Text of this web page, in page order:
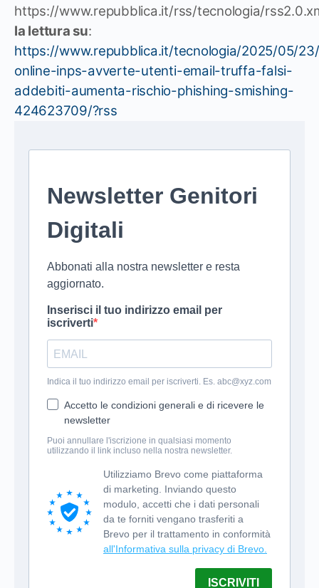
https://www.repubblica.it/rss/tecnologia/
la lettura su:
https://www.repubblica.it/tecnologia/2025/05/
online-inps-avverte-utenti-email-truffa-falsi-
addebiti-aumenta-rischio-phishing-smishing-
424623709/?rss